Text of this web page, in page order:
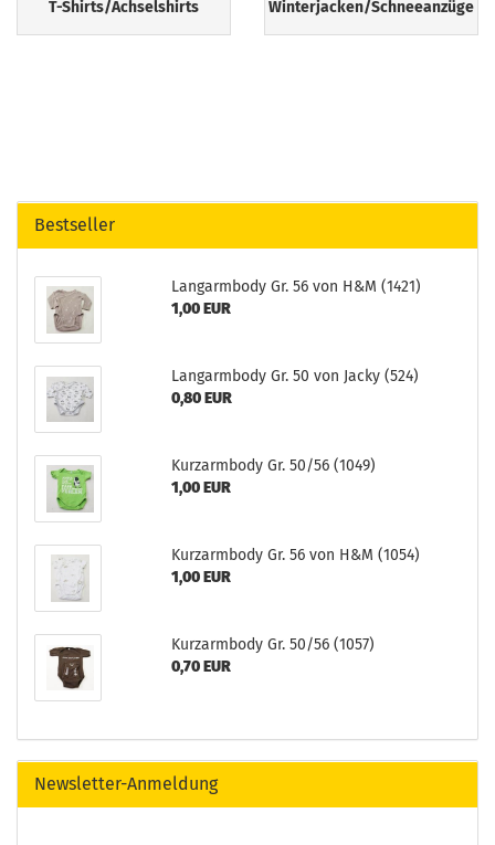
T-Shirts/Achselshirts Winterjacken/Schneeanzüge
Bestseller
Langarmbody Gr. 56 von H&M (1421)
1,00 EUR
Langarmbody Gr. 50 von Jacky (524)
0,80 EUR
Kurzarmbody Gr. 50/56 (1049)
1,00 EUR
Kurzarmbody Gr. 56 von H&M (1054)
1,00 EUR
Kurzarmbody Gr. 50/56 (1057)
0,70 EUR
Newsletter-Anmeldung